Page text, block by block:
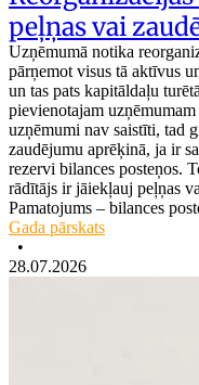
peļņas vai
Uzņēmumā notika
pārņemot visus tā aktīvus
un tas pats kapitāldaļu
pievienotajam
uzņēmumi nav saistīti, tad
zaudējumu aprēķinā, ja ir
rezervi bilances posteņos.
rādītājs ir jāiekļauj peļņas
Pamatojums – bilances
Gada pārskats
•
28.07.2026